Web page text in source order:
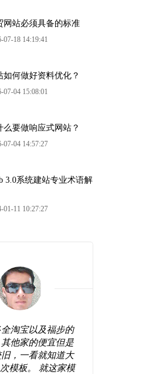
网站必须具备的标准
07-18 14:19:41
如何做好资料优化？
07-04 15:08:01
么要做响应式网站？
07-04 14:57:27
3.0系统建站专业术语解
01-11 10:27:27
淘宝以及福步的
他家的便宜但是
，一看就知道大
模板。 就这家模